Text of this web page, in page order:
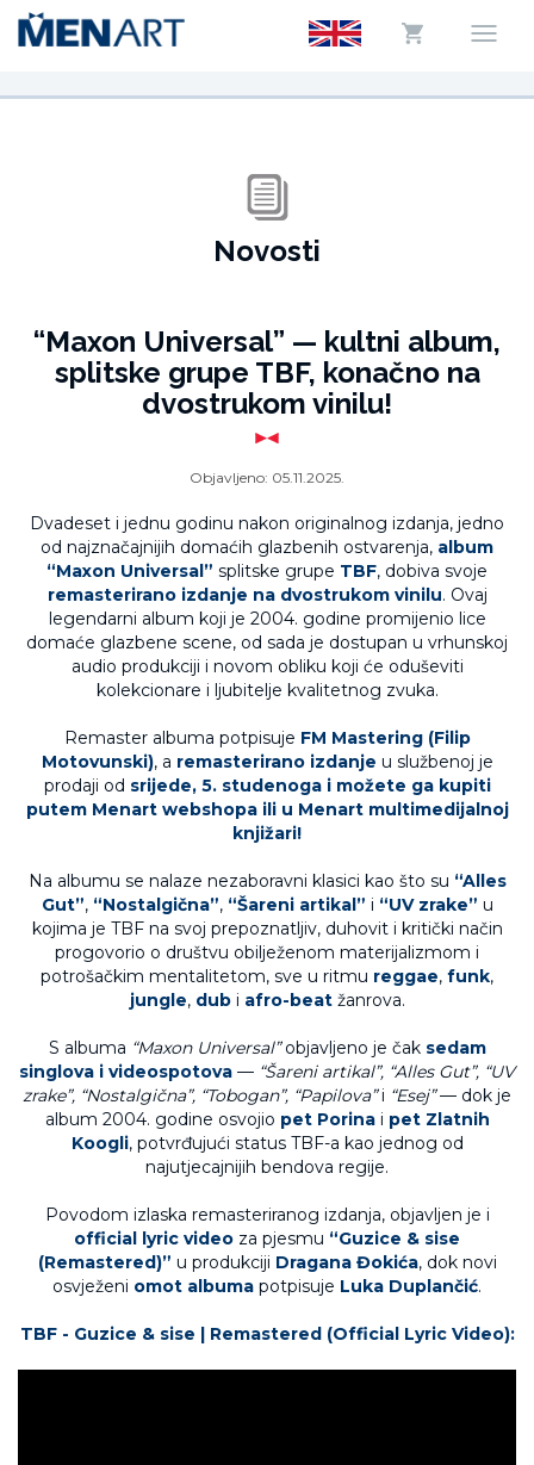
Novosti
“Maxon Universal” — kultni album,
splitske grupe TBF, konačno na
dvostrukom vinilu!
Objavljeno: 05.11.2025.
Dvadeset i jednu godinu nakon originalnog izdanja, jedno
od najznačajnijih domaćih glazbenih ostvarenja, album
“Maxon Universal” splitske grupe TBF, dobiva svoje
remasterirano izdanje na dvostrukom vinilu. Ovaj
legendarni album koji je 2004. godine promijenio lice
domaće glazbene scene, od sada je dostupan u vrhunskoj
audio produkciji i novom obliku koji će oduševiti
kolekcionare i ljubitelje kvalitetnog zvuka.
Remaster albuma potpisuje FM Mastering (Filip
Motovunski), a remasterirano izdanje u službenoj je
prodaji od srijede, 5. studenoga i možete ga kupiti
putem Menart webshopaili u Menart multimedijalnoj
knjižari!
Na albumu se nalaze nezaboravni klasici kao što su “Alles
Gut”, “Nostalgična”, “Šareni artikal” i “UV zrake” u
kojima je TBF na svoj prepoznatljiv, duhovit i kritički način
progovorio o društvu obilježenom materijalizmom i
potrošačkim mentalitetom, sve u ritmu reggae, funk,
jungle, dubi afro-beatžanrova.
S albuma “Maxon Universal”objavljeno je čak sedam
singlova i videospotova — “Šareni artikal”, “Alles Gut”, “UV
zrake”, “Nostalgična”, “Tobogan”, “Papilova”i “Esej”— dok je
album 2004. godine osvojio pet Porinai pet Zlatnih
Koogli, potvrđujući status TBF-a kao jednog od
najutjecajnijih bendova regije.
Povodom izlaska remasteriranog izdanja, objavljen je i
official lyric video za pjesmu “Guzice & sise
(Remastered)” u produkciji Dragana Đokića, dok novi
osvježeni omot albuma potpisuje Luka Duplančić.
TBF - Guzice & sise | Remastered (Official Lyric Video):